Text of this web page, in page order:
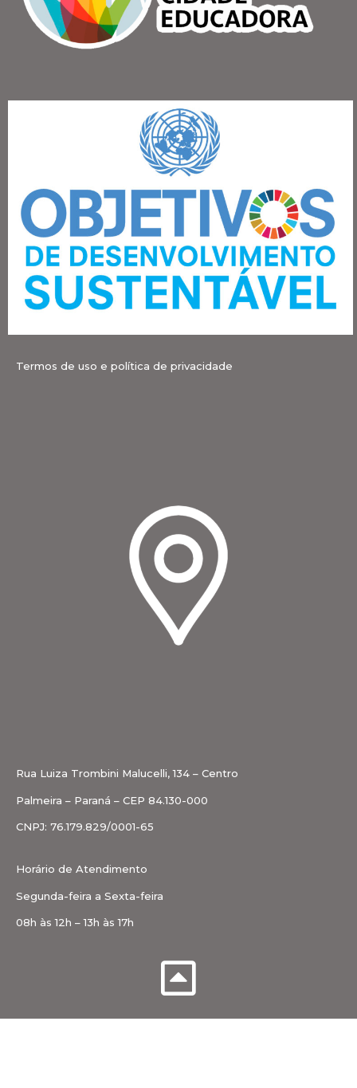
Termos de uso e política de privacidade
Rua Luiza Trombini Malucelli, 134 – Centro
Palmeira – Paraná – CEP 84.130-000
CNPJ: 76.179.829/0001-65
Horário de Atendimento
Segunda-feira a Sexta-feira
08h às 12h – 13h às 17h